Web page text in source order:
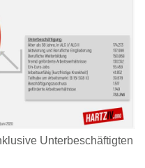
Unterbeschäftigten